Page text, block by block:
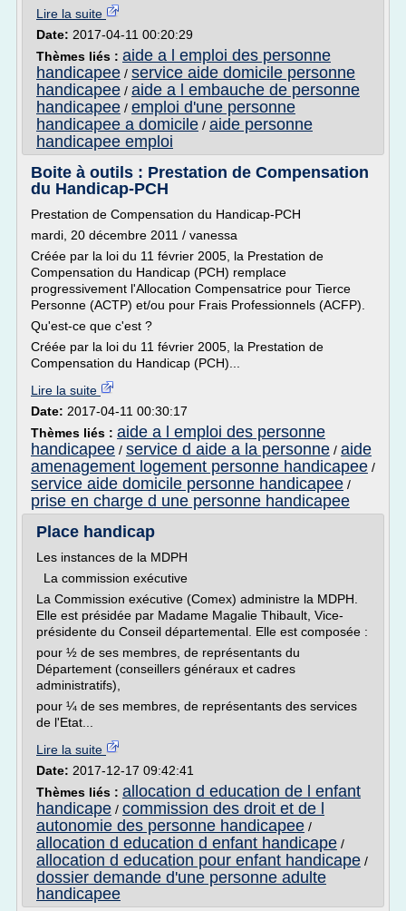
Lire la suite
Date: 2017-04-11 00:20:29
Thèmes liés : aide a l emploi des personne
handicapee / service aide domicile personne
handicapee / aide a l embauche de personne
handicapee / emploi d'une personne
handicapee a domicile / aide personne
handicapee emploi
Boite à outils : Prestation de Compensation
du Handicap-PCH
Prestation de Compensation du Handicap-PCH
mardi, 20 décembre 2011 / vanessa
Créée par la loi du 11 février 2005, la Prestation de
Compensation du Handicap (PCH) remplace
progressivement l'Allocation Compensatrice pour Tierce
Personne (ACTP) et/ou pour Frais Professionnels (ACFP).
Qu'est-ce que c'est ?
Créée par la loi du 11 février 2005, la Prestation de
Compensation du Handicap (PCH)...
Lire la suite
Date: 2017-04-11 00:30:17
Thèmes liés : aide a l emploi des personne
handicapee / service d aide a la personne / aide
amenagement logement personne handicapee /
service aide domicile personne handicapee /
prise en charge d une personne handicapee
Place handicap
Les instances de la MDPH
La commission exécutive
La Commission exécutive (Comex) administre la MDPH.
Elle est présidée par Madame Magalie Thibault, Vice-
présidente du Conseil départemental. Elle est composée :
pour ½ de ses membres, de représentants du
Département (conseillers généraux et cadres
administratifs),
pour ¼ de ses membres, de représentants des services
de l'Etat...
Lire la suite
Date: 2017-12-17 09:42:41
Thèmes liés : allocation d education de l enfant
handicape / commission des droit et de l
autonomie des personne handicapee /
allocation d education d enfant handicape /
allocation d education pour enfant handicape /
dossier demande d'une personne adulte
handicapee